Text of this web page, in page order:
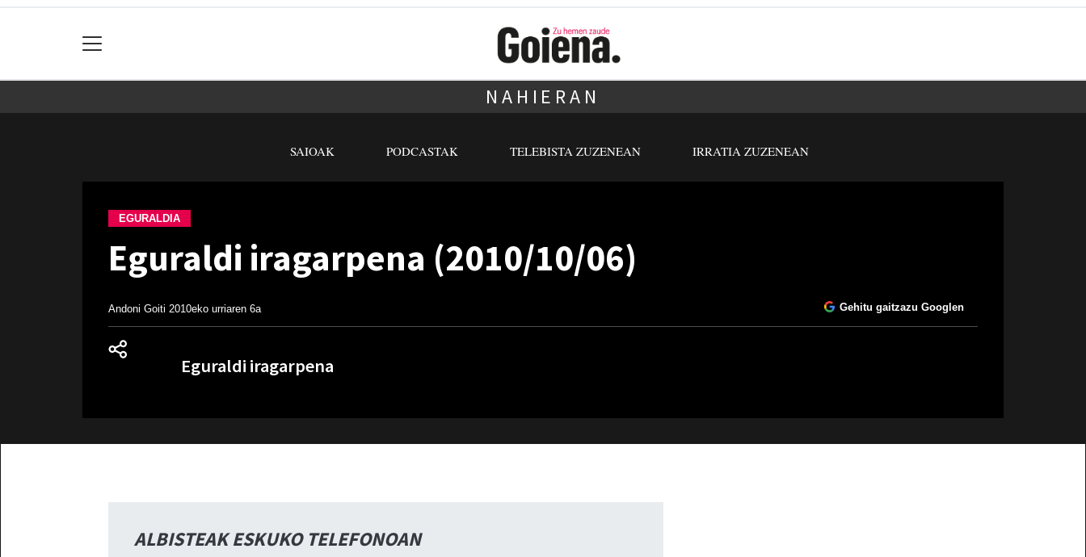
NAHIERAN
SAIOAK PODCASTAK TELEBISTA ZUZENEAN IRRATIA ZUZENEAN
EGURALDIA
Eguraldi iragarpena (2010/10/06)
Andoni Goiti 2010eko urriaren 6a Gehitu gaitzazu Googlen
Eguraldi iragarpena
ALBISTEAK ESKUKO TELEFONOAN